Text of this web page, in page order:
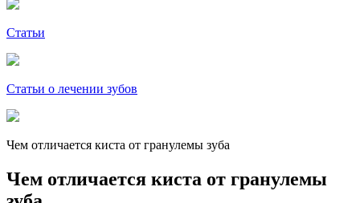
Статьи
Статьи о лечении зубов
Чем отличается киста от гранулемы зуба
Чем отличается киста от гранулемы